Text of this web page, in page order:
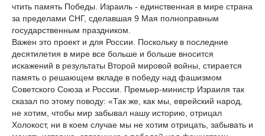
чтить память Победы. Израиль - единственная в мире страна
за пределами СНГ, сделавшая 9 Мая полноправным
государственным праздником.
Важен это проект и для России. Поскольку в последние
десятилетия в мире все больше и больше вносится
искажений в результаты Второй мировой войны, стирается
память о решающем вкладе в победу над фашизмом
Советского Союза и России. Премьер-министр Израиля так
сказал по этому поводу: «Так же, как мы, еврейский народ,
не хотим, чтобы мир забывал нашу историю, отрицал
Холокост, ни в коем случае мы не хотим отрицать, забывать и